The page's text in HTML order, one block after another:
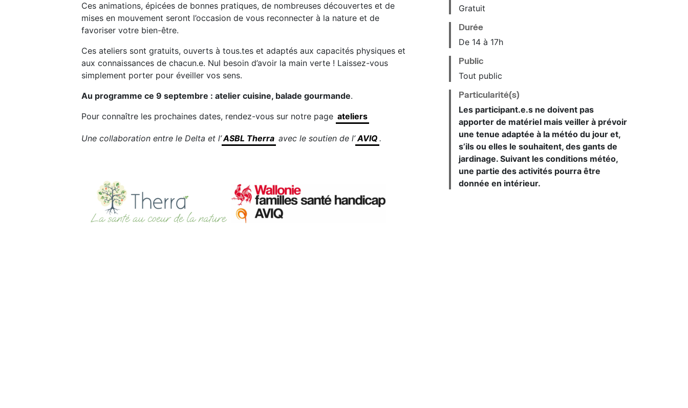
Ces animations, épicées de bonnes pratiques, de nombreuses découvertes et de
mises en mouvement seront l’occasion de vous reconnecter à la nature et de
favoriser votre bien-être.
Ces ateliers sont gratuits, ouverts à tous.tes et adaptés aux capacités physiques et
aux connaissances de chacun.e. Nul besoin d’avoir la main verte ! Laissez-vous
simplement porter pour éveiller vos sens.
Au programme ce 9 septembre : atelier cuisine, balade gourmande.
Pour connaître les prochaines dates, rendez-vous sur notre page ateliers
Une collaboration entre le Delta et l’ASBL Therra avec le soutien de l’AVIQ .
Gratuit
Durée
De 14 à 17h
Public
Tout public
Particularité(s)
Les participant.e.s ne doivent pas
apporter de matériel mais veiller à prévoir
une tenue adaptée à la météo du jour et,
s’ils ou elles le souhaitent, des gants de
jardinage. Suivant les conditions météo,
une partie des activités pourra être
donnée en intérieur.